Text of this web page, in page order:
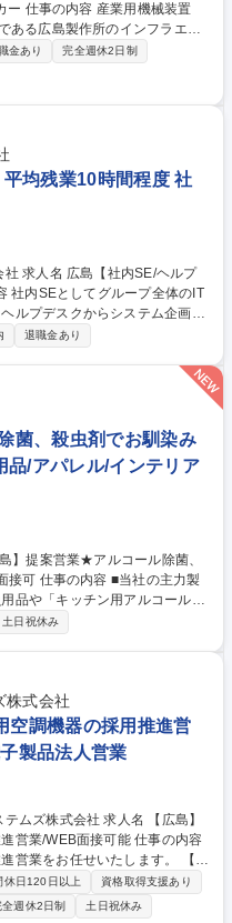
装置
ある広島製作所のインフラエン
は当社事業のメイン製作所であ
や会計システムなど基幹システ
的としたAI、IoT関連技術の開
展開を目的として経験者の募集
ーション活溌など幅広い業務で
ーカー
金あり
完全週休2日制
均残業10時間程度 社
ルプ
ルプデスクからシステム企画、
体的に担っていただきます。※
ング（入退社、異動に伴う設定）
の企画・選定・導入 ■ネット
者折衝 ■ExcelVBAやSQLを用
ープ全体の業務効率化に関わる
ヘル
退職金あり
菌、殺虫剤でお馴染み
品/アパレル/インテリア
主力製
品や「キッチン用アルコール除
案営業です。 【具体的には】商
提案、 その提案資料の作成
の命や暮らしを守ることに直結
でも殺虫剤事業を展開しており
築も可能です。 募集職種
剤でお馴染みのフマキラー ◎W
土日祝休み
株式会社
空調機器の採用推進営
製品法人営業
社 求人名 【広島】
面接可能 仕事の内容
営業をお任せいたします。 【業
頂き、当社商品のスペックイン
仕事になります。■具体的な対
休日120日以上
資格取得支援あり
全週休2日制 土日祝休み